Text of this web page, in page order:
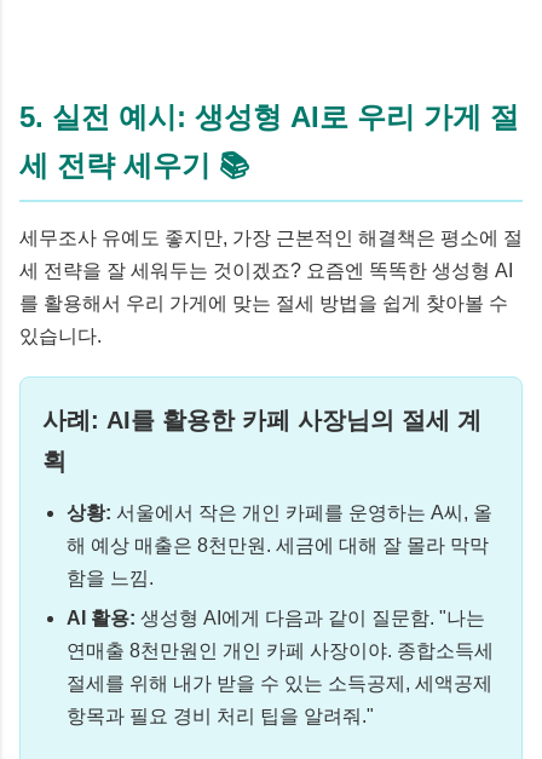
5. 실전 예시: 생성형 AI로 우리 가게 절
세 전략 세우기 📚
세무조사 유예도 좋지만, 가장 근본적인 해결책은 평소에 절
세 전략을 잘 세워두는 것이겠죠? 요즘엔 똑똑한 생성형 AI
를 활용해서 우리 가게에 맞는 절세 방법을 쉽게 찾아볼 수
있습니다.
사례: AI를 활용한 카페 사장님의 절세 계
획
상황: 서울에서 작은 개인 카페를 운영하는 A씨, 올
해 예상 매출은 8천만원. 세금에 대해 잘 몰라 막막
함을 느낌.
AI 활용: 생성형 AI에게 다음과 같이 질문함. "나는
연매출 8천만원인 개인 카페 사장이야. 종합소득세
절세를 위해 내가 받을 수 있는 소득공제, 세액공제
항목과 필요 경비 처리 팁을 알려줘."